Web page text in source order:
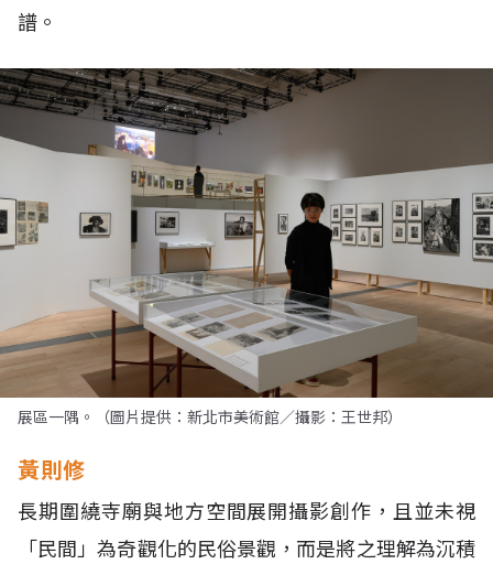
譜。
展區一隅。（圖片提供：新北市美術館／攝影：王世邦）
黃則修
長期圍繞寺廟與地方空間展開攝影創作，且並未視
「民間」為奇觀化的民俗景觀，而是將之理解為沉積